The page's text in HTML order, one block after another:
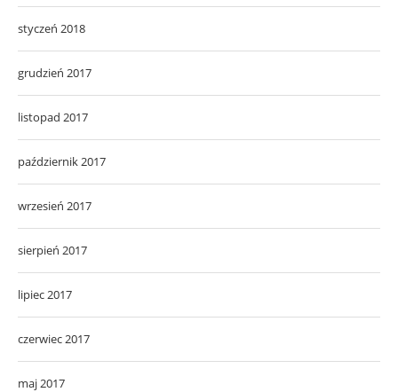
styczeń 2018
grudzień 2017
listopad 2017
październik 2017
wrzesień 2017
sierpień 2017
lipiec 2017
czerwiec 2017
maj 2017